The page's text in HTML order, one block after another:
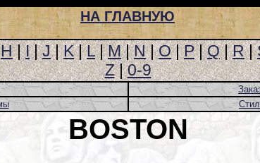
НА ГЛАВНУЮ
H|I|J|K|L|M|N|O|P|Q|R|
Z|0-9
BOSTON